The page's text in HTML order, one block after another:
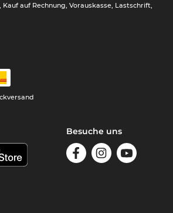
auf Rechnung, Vorauskasse, Lastschrift,
Besuche uns